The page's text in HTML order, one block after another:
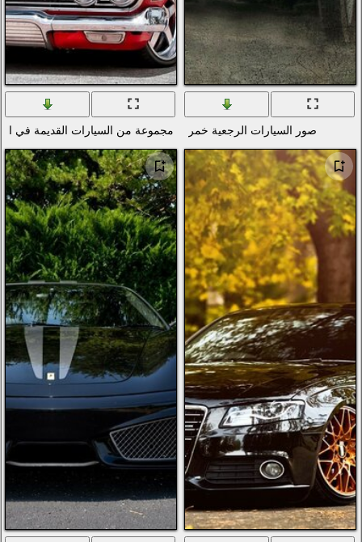
مجموعة من السيارات القديمة في المجموعة